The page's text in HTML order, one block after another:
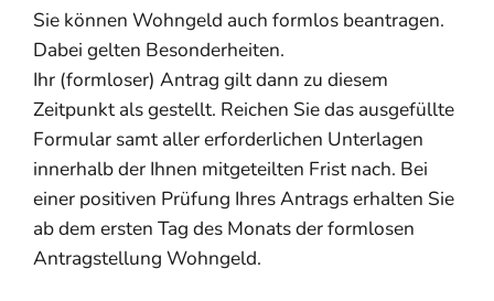
Sie können Wohngeld auch formlos beantragen.
Dabei gelten Besonderheiten.
Ihr (formloser) Antrag gilt dann zu diesem
Zeitpunkt als gestellt. Reichen Sie das ausgefüllte
Formular samt aller erforderlichen Unterlagen
innerhalb der Ihnen mitgeteilten Frist nach. Bei
einer positiven Prüfung Ihres Antrags erhalten Sie
ab dem ersten Tag des Monats der formlosen
Antragstellung Wohngeld.